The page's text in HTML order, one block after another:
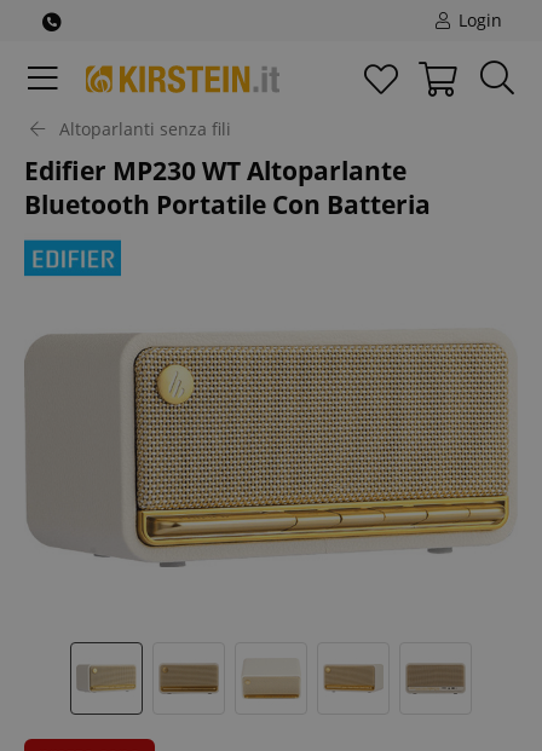
Login
Altoparlanti senza fili
Edifier MP230 WT Altoparlante
Bluetooth Portatile Con Batteria